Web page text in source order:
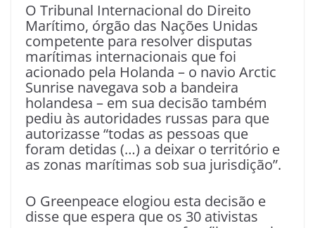
O Tribunal Internacional do Direito
Marítimo, órgão das Nações Unidas
competente para resolver disputas
marítimas internacionais que foi
acionado pela Holanda – o navio Arctic
Sunrise navegava sob a bandeira
holandesa – em sua decisão também
pediu às autoridades russas para que
autorizasse “todas as pessoas que
foram detidas (…) a deixar o território e
as zonas marítimas sob sua jurisdição”.
O Greenpeace elogiou esta decisão e
disse que espera que os 30 ativistas